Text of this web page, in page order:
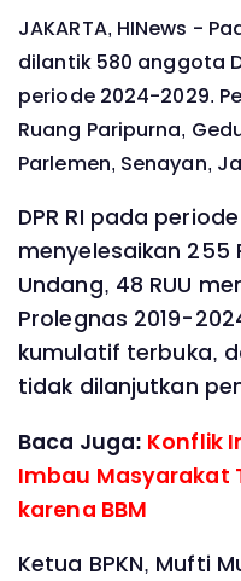
JAKARTA, HINews -
dilantik 580 anggota
periode 2024-2029.
Ruang Paripurna,
Parlemen, Senayan,
DPR RI pada
menyelesaikan 255
Undang, 48 RUU
Prolegnas 2019-
kumulatif terbuka,
tidak dilanjutkan
Baca Juga: Konflik
Imbau Masyarakat
karena BBM
Ketua BPKN, Mufti